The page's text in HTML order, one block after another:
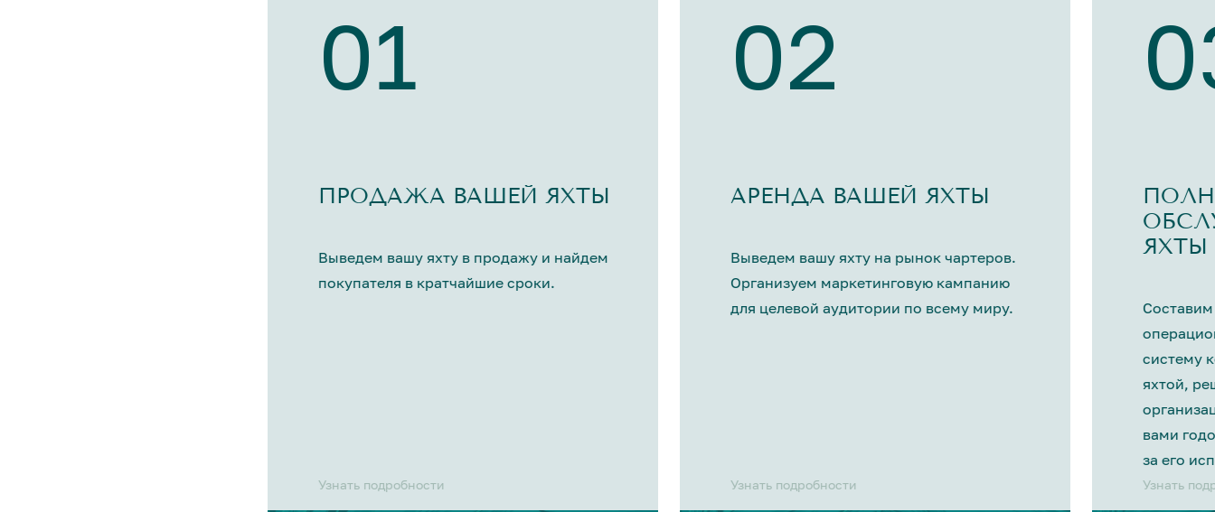
01
ПРОДАЖА ВАШЕЙ ЯХТЫ
Выведем вашу яхту в продажу и найдем
покупателя в кратчайшие сроки.
Узнать подробности
02
АРЕНДА ВАШЕЙ ЯХТЫ
Выведем вашу яхту на рынок чартеров.
Организуем маркетинговую кампанию
для целевой аудитории по всему миру.
Узнать подробности
ЯХТЫ
систему
яхтой,
вами
за его
Узнать